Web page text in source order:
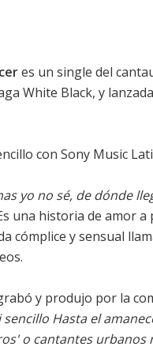
es un single del
White Black, y
con Sony Music
yo no sé, de dónde
una historia de amor
cómplice y sensual
y produjo por la
Hasta el
o cantantes